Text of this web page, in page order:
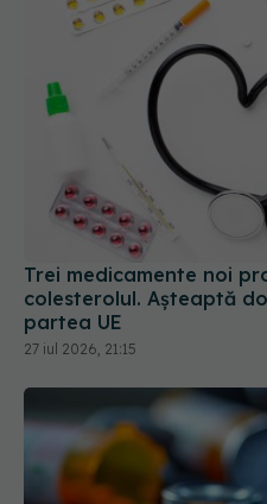
Trei medicamente noi
colesterolul. Așteaptă
partea UE
27 iul 2026, 21:15